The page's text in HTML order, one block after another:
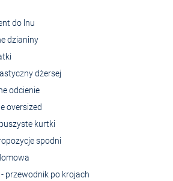
do lnu
dzianiny
dżersej
odcienie
oversized
kurtki
spodni
przewodnik po krojach